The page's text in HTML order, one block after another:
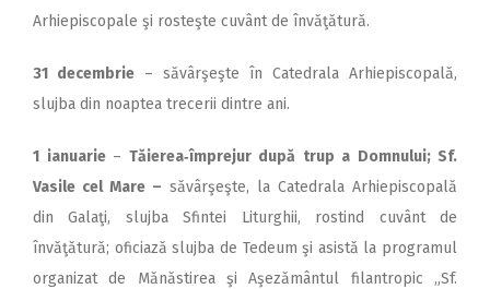
Arhiepiscopale şi rosteşte cuvânt de învăţătură.
31 decembrie – săvârşeşte în Catedrala Arhiepiscopală,
slujba din noaptea trecerii dintre ani.
1 ianuarie – Tăierea‑împrejur după trup a Domnului; Sf.
Vasile cel Mare – săvârşeşte, la Catedrala Arhiepis­copală
din Galaţi, slujba Sfintei Liturghii, rostind cuvânt de
învăţătură; oficiază slujba de Tedeum şi asistă la programul
organizat de Mănăstirea şi Aşezământul filantropic „Sf.